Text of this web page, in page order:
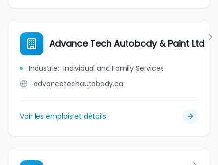
Advance Tech Autobody & Paint Ltd
Industrie: Individual and Family Services
advancetechautobody.ca
Voir les emplois et détails